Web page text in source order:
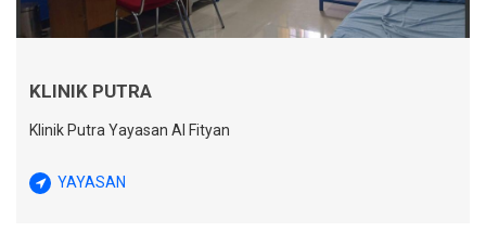
KLINIK PUTRA
Klinik Putra Yayasan Al Fityan
YAYASAN